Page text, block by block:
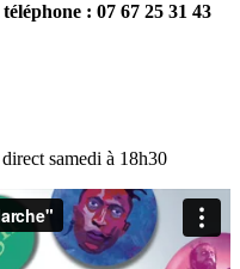
: 07 67 25 31 43
samedi à 18h30